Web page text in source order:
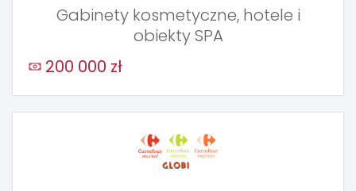
Gabinety kosmetyczne, hotele i
obiekty SPA
200 000 zł